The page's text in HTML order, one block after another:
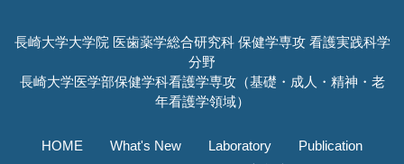
長崎大学大学院 医歯薬学総合研究科 保健学専攻 看護実践科学
分野
長崎大学医学部保健学科看護学専攻（基礎・成人・精神・老
年看護学領域）
HOME What's New Laboratory
Publication